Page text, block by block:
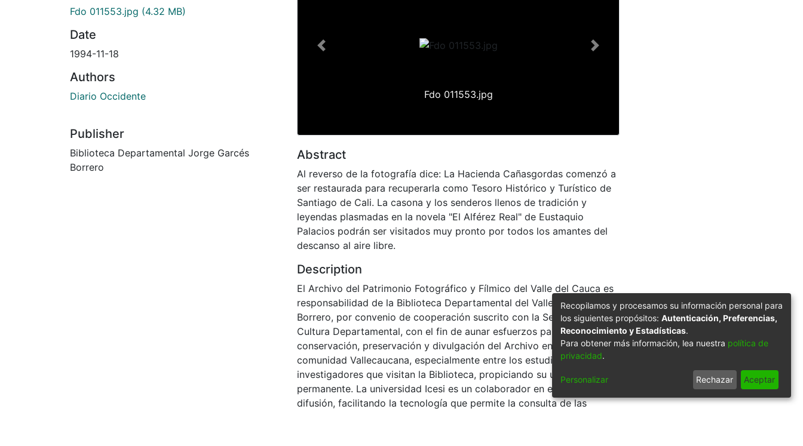
Fdo 011553.jpg (4.32 MB)
Date
1994-11-18
Authors
Diario Occidente
Publisher
Biblioteca Departamental Jorge Garcés
Borrero
Fdo 011553.jpg
Previous Next
Abstract
Al reverso de la fotografía dice: La Hacienda Cañasgordas comenzó a
ser restaurada para recuperarla como Tesoro Histórico y Turístico de
Santiago de Cali. La casona y los senderos llenos de tradición y
leyendas plasmadas en la novela "El Alférez Real" de Eustaquio
Palacios podrán ser visitados muy pronto por todos los amantes del
descanso al aire libre.
Description
El Archivo del Patrimonio Fotográfico y Fílmico del Valle del Cauca es
responsabilidad de la Biblioteca Departamental del Valle Jorge Garcés
Borrero, por convenio de cooperación suscrito con la Secretaría de
Cultura Departamental, con el fin de aunar esfuerzos para su
conservación, preservación y divulgación del Archivo entre la
comunidad Vallecaucana, especialmente entre los estudiantes e
investigadores que visitan la Biblioteca, propiciando su uso y consulta
permanente. La universidad Icesi es un colaborador en el proceso de
difusión, facilitando la tecnología que permite la consulta de las
Recopilamos y procesamos su información personal para
los siguientes propósitos: Autenticación, Preferencias,
Reconocimiento y Estadísticas.
Para obtener más información, lea nuestra política de
privacidad.
Personalizar Rechazar Aceptar